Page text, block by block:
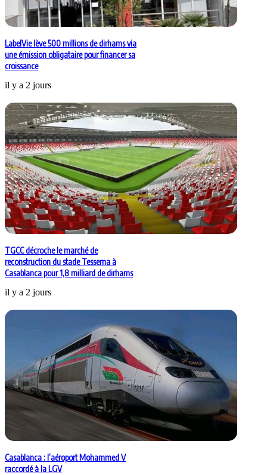
LabelVie lève 500 millions de dirhams via
une émission obligataire pour financer sa
croissance
il y a 2 jours
TGCC décroche le marché de
reconstruction du stade Tessema à
Casablanca pour 1,8 milliard de dirhams
il y a 2 jours
Casablanca : l’aéroport Mohammed V
raccordé à la LGV